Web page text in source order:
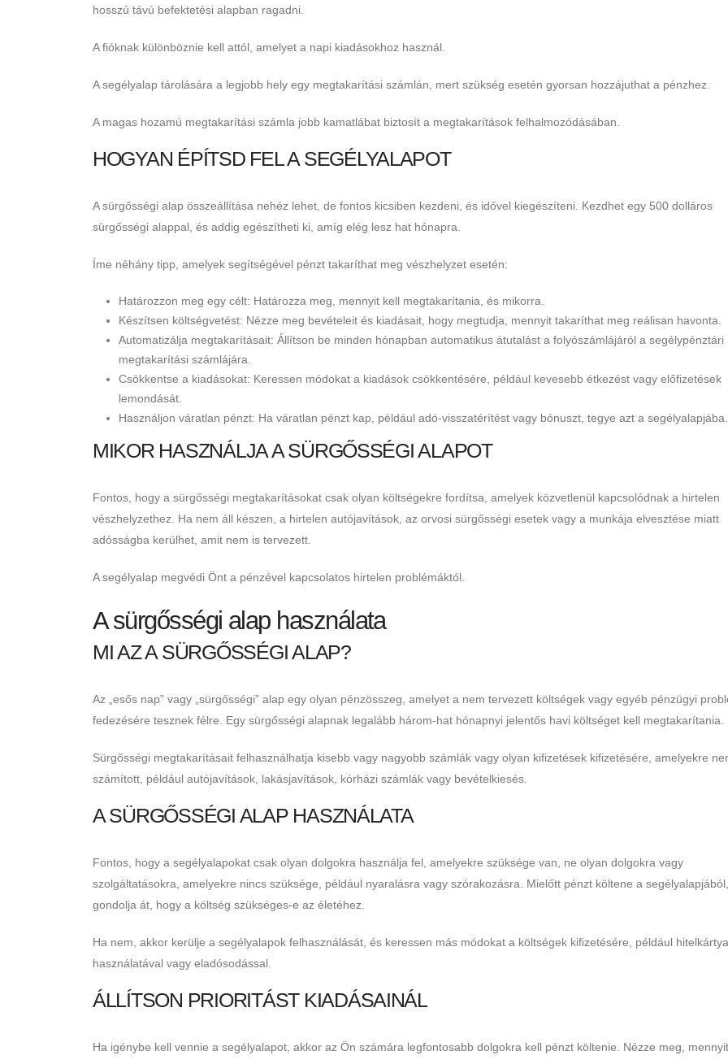
hosszú távú befektetési alapban ragadni.
A fióknak különböznie kell attól, amelyet a napi kiadásokhoz használ.
A segélyalap tárolására a legjobb hely egy megtakarítási számlán, mert szükség esetén gyorsan hozzájuthat a pénzhez.
A magas hozamú megtakarítási számla jobb kamatlábat biztosít a megtakarítások felhalmozódásában.
HOGYAN ÉPÍTSD FEL A SEGÉLYALAPOT
A sürgősségi alap összeállítása nehéz lehet, de fontos kicsiben kezdeni, és idővel kiegészíteni. Kezdhet egy 500 dolláros
sürgősségi alappal, és addig egészítheti ki, amíg elég lesz hat hónapra.
Íme néhány tipp, amelyek segítségével pénzt takaríthat meg vészhelyzet esetén:
Határozzon meg egy célt: Határozza meg, mennyit kell megtakarítania, és mikorra.
Készítsen költségvetést: Nézze meg bevételeit és kiadásait, hogy megtudja, mennyit takaríthat meg reálisan havonta.
Automatizálja megtakarításait: Állítson be minden hónapban automatikus átutalást a folyószámlájáról a segélypénztári
megtakarítási számlájára.
Csökkentse a kiadásokat: Keressen módokat a kiadások csökkentésére, például kevesebb étkezést vagy előfizetések
lemondását.
Használjon váratlan pénzt: Ha váratlan pénzt kap, például adó-visszatérítést vagy bónuszt, tegye azt a segélyalapjába.
MIKOR HASZNÁLJA A SÜRGŐSSÉGI ALAPOT
Fontos, hogy a sürgősségi megtakarításokat csak olyan költségekre fordítsa, amelyek közvetlenül kapcsolódnak a hirtelen
vészhelyzethez. Ha nem áll készen, a hirtelen autójavítások, az orvosi sürgősségi esetek vagy a munkája elvesztése miatt
adósságba kerülhet, amit nem is tervezett.
A segélyalap megvédi Önt a pénzével kapcsolatos hirtelen problémáktól.
A sürgősségi alap használata
MI AZ A SÜRGŐSSÉGI ALAP?
Az „esős nap” vagy „sürgősségi” alap egy olyan pénzösszeg, amelyet a nem tervezett költségek vagy egyéb pénzügyi
fedezésére tesznek félre. Egy sürgősségi alapnak legalább három-hat hónapnyi jelentős havi költséget kell megtakarítania.
Sürgősségi megtakarításait felhasználhatja kisebb vagy nagyobb számlák vagy olyan kifizetések kifizetésére, amelyekre
számított, például autójavítások, lakásjavítások, kórházi számlák vagy bevételkiesés.
A SÜRGŐSSÉGI ALAP HASZNÁLATA
Fontos, hogy a segélyalapokat csak olyan dolgokra használja fel, amelyekre szüksége van, ne olyan dolgokra vagy
szolgáltatásokra, amelyekre nincs szüksége, például nyaralásra vagy szórakozásra. Mielőtt pénzt költene a segélyalapjából,
gondolja át, hogy a költség szükséges-e az életéhez.
Ha nem, akkor kerülje a segélyalapok felhasználását, és keressen más módokat a költségek kifizetésére, például hitelkártya
használatával vagy eladósodással.
ÁLLÍTSON PRIORITÁST KIADÁSAINÁL
Ha igénybe kell vennie a segélyalapot, akkor az Ön számára legfontosabb dolgokra kell pénzt költenie. Nézze meg,